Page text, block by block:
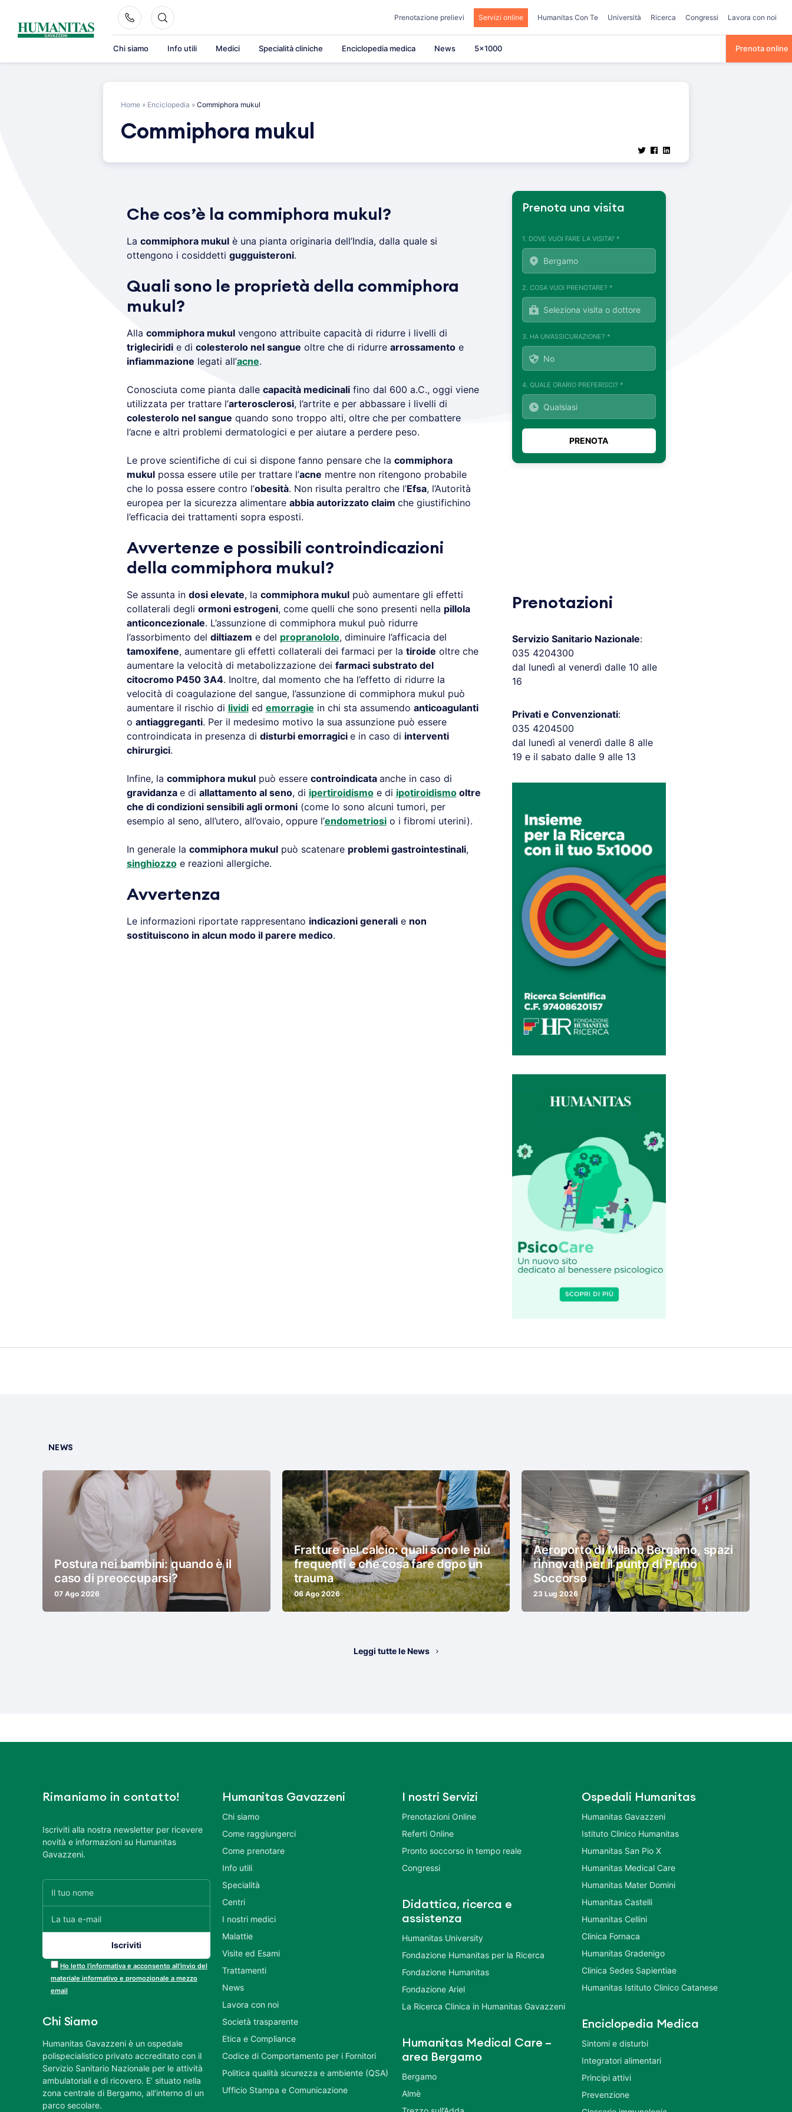
content
Prenotazione prelievi Servizi online Humanitas Con Te Università Ricerca Congressi Lavora con noi
Chi siamo Info utili Medici Specialità cliniche Enciclopedia medica News 5×1000 Prenota online
Home » Enciclopedia » Commiphora mukul
Commiphora mukul
Che cos’è la commiphora mukul?
La commiphora mukulè una pianta originaria dell’India, dalla quale si
ottengono i cosiddetti gugguisteroni.
Quali sono le proprietà della commiphora
mukul?
Alla commiphora mukulvengono attribuite capacità di ridurre i livelli di
trigleciridie di colesterolo nel sangue oltre che di ridurre arrossamentoe
infiammazione legati all’acne.
Conosciuta come pianta dalle capacità medicinalifino dal 600 a.C., oggi viene
utilizzata per trattare l’arterosclerosi, l’artrite e per abbassare i livelli di
colesterolo nel sangue quando sono troppo alti, oltre che per combattere
l’acne e altri problemi dermatologici e per aiutare a perdere peso.
Le prove scientifiche di cui si dispone fanno pensare che la commiphora
mukulpossa essere utile per trattare l’acne mentre non ritengono probabile
che lo possa essere contro l’obesità. Non risulta peraltro che l’Efsa, l’Autorità
europea per la sicurezza alimentare abbia autorizzato claim che giustifichino
l’efficacia dei trattamenti sopra esposti.
Avvertenze e possibili controindicazioni
della commiphora mukul?
Se assunta in dosi elevate, la commiphora mukulpuò aumentare gli effetti
collaterali degli ormoni estrogeni, come quelli che sono presenti nella pillola
anticoncezionale. L’assunzione di commiphora mukul può ridurre
l’assorbimento del diltiazem e del propranololo, diminuire l’afficacia del
tamoxifene, aumentare gli effetti collaterali dei farmaci per la tiroide oltre che
aumentare la velocità di metabolizzazione dei farmaci substrato del
citocromo P450 3A4. Inoltre, dal momento che ha l’effetto di ridurre la
velocità di coagulazione del sangue, l’assunzione di commiphora mukul può
aumentare il rischio di lividied emorragie in chi sta assumendo anticoagulanti
o antiaggreganti. Per il medesimo motivo la sua assunzione può essere
controindicata in presenza di disturbi emorragici e in caso di interventi
chirurgici.
Infine, la commiphora mukulpuò essere controindicata anche in caso di
gravidanza e di allattamento al seno, di ipertiroidismoe di ipotiroidismooltre
che di condizioni sensibili agli ormoni(come lo sono alcuni tumori, per
esempio al seno, all’utero, all’ovaio, oppure l’endometriosio i fibromi uterini).
In generale la commiphora mukulpuò scatenare problemi gastrointestinali,
singhiozzoe reazioni allergiche.
Avvertenza
Le informazioni riportate rappresentano indicazioni generalie non
sostituiscono in alcun modo il parere medico.
Prenota una visita
1. DOVE VUOI FARE LA VISITA? *
2. COSA VUOI PRENOTARE? *
3. HA UN'ASSICURAZIONE? *
4. QUALE ORARIO PREFERISCI? *
Prenotazioni
Servizio Sanitario Nazionale:
035 4204300
dal lunedì al venerdì dalle 10 alle
16
Privati e Convenzionati:
035 4204500
dal lunedì al venerdì dalle 8 alle
19 e il sabato dalle 9 alle 13
NEWS
Postura nei bambini: quando è il
caso di preoccuparsi?
07 Ago 2026
Fratture nel calcio: quali sono le più
frequenti e che cosa fare dopo un
trauma
06 Ago 2026
Aeroporto di Milano Bergamo, spazi
rinnovati per il punto di Primo
Soccorso
23 Lug 2026
Leggi tutte le News
Rimaniamo in contatto!
Iscriviti alla nostra newsletter per ricevere
novità e informazioni su Humanitas
Gavazzeni.
Ho letto l’informativa e acconsento all’invio del
materiale informativo e promozionale a mezzo
email
Chi Siamo
Humanitas Gavazzeni è un ospedale
polispecialistico privato accreditato con il
Servizio Sanitario Nazionale per le attività
ambulatoriali e di ricovero. E’ situato nella
zona centrale di Bergamo, all’interno di un
parco secolare.
Humanitas Gavazzeni
Chi siamo
Come raggiungerci
Come prenotare
Info utili
Specialità
Centri
I nostri medici
Malattie
Visite ed Esami
Trattamenti
News
Lavora con noi
Società trasparente
Etica e Compliance
Codice di Comportamento per i Fornitori
Politica qualità sicurezza e ambiente (QSA)
Ufficio Stampa e Comunicazione
I nostri Servizi
Prenotazioni Online
Referti Online
Pronto soccorso in tempo reale
Congressi
Didattica, ricerca e
assistenza
Humanitas University
Fondazione Humanitas per la Ricerca
Fondazione Humanitas
Fondazione Ariel
La Ricerca Clinica in Humanitas Gavazzeni
Humanitas Medical Care –
area Bergamo
Bergamo
Almè
Ospedali Humanitas
Humanitas Gavazzeni
Istituto Clinico Humanitas
Humanitas San Pio X
Humanitas Medical Care
Humanitas Mater Domini
Humanitas Castelli
Humanitas Cellini
Clinica Fornaca
Humanitas Gradenigo
Clinica Sedes Sapientiae
Humanitas Istituto Clinico Catanese
Enciclopedia Medica
Sintomi e disturbi
Integratori alimentari
Principi attivi
Prevenzione